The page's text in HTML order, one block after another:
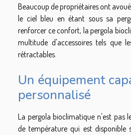
Beaucoup de propriétaires ont
le ciel bleu en étant sous sa
renforcer ce confort, la pergola
multitude d'accessoires tels que
rétractables.
Un équipement
personnalisé
La pergola bioclimatique n'est pas
de température qui est